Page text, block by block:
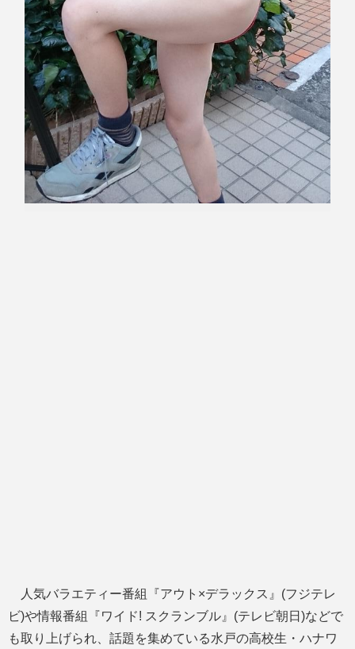
人気バラエティー番組『アウト×デラックス』(フジテレ
ビ)や情報番組『ワイド! スクランブル』(テレビ朝日)などで
も取り上げられ、話題を集めている水戸の高校生・ハナワ